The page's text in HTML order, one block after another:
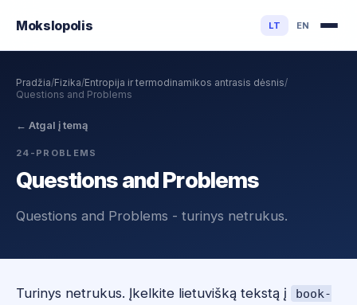
Mokslopolis LT EN
Pradžia/Fizika/Entropija ir termodinamikos antrasis dėsnis/
Questions and Problems
← Atgal į temą
24-PROBLEMS
Questions and Problems
Questions and Problems - turinys netrukus.
Turinys netrukus. Įkelkite lietuvišką tekstą į
book-